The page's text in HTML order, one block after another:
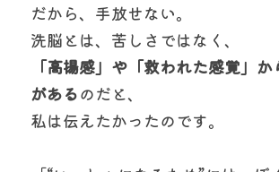
だから、手放せない。
洗脳とは、苦しさではなく、
「高揚感」や「救われた感覚」
があるのだと、
私は伝えたかったのです。